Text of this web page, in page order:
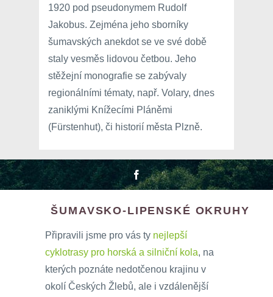
1920 pod pseudonymem Rudolf
Jakobus. Zejména jeho sborníky
šumavských anekdot se ve své době
staly vesměs lidovou četbou. Jeho
stěžejní monografie se zabývaly
regionálními tématy, např. Volary, dnes
zaniklými Knížecími Pláněmi
(Fürstenhut), či historií města Plzně.
ŠUMAVSKO-LIPENSKÉ OKRUHY
Připravili jsme pro vás ty nejlepší
cyklotrasy pro horská a silniční kola, na
kterých poznáte nedotčenou krajinu v
okolí Českých Žlebů, ale i vzdálenější